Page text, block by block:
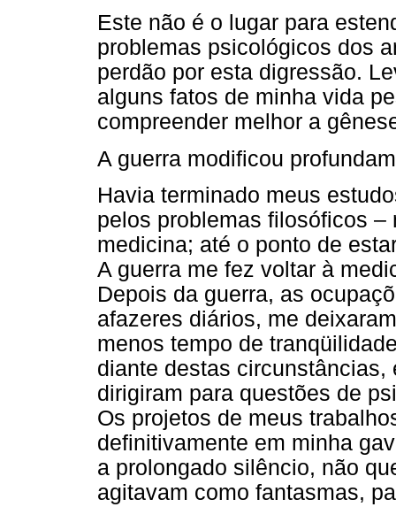
Este não é o lugar para
problemas psicológicos dos
perdão por esta digressão.
alguns fatos de minha vida
compreender melhor a
A guerra modificou
Havia terminado meus
pelos problemas filosóficos
medicina; até o ponto de
A guerra me fez voltar à
Depois da guerra, as
afazeres diários, me
menos tempo de
diante destas
dirigiram para questões de
Os projetos de meus
definitivamente em minha
a prolongado silêncio, não
agitavam como fantasmas,